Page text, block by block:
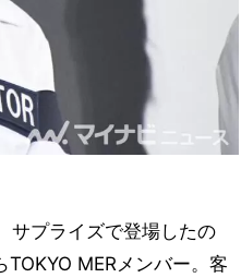
サプライズで登場したの
MERメンバー。客